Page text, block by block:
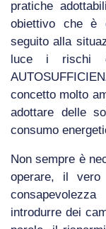
pratiche
obiettivo che è
seguito alla
luce i rischi
concetto molto
adottare delle
consumo
Non sempre è
operare, il vero
introdurre dei